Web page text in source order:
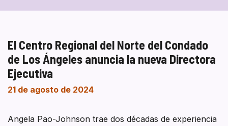
El Centro Regional del Norte del Condado
de Los Ángeles anuncia la nueva Directora
Ejecutiva
21 de agosto de 2024
Angela Pao-Johnson trae dos décadas de experiencia